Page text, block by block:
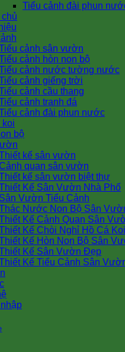
Tiểu cảnh đài phun
cảnh sân vườn
cảnh hòn non bộ
cảnh nước tường nước
cảnh giếng trời
cảnh cầu thang
cảnh tranh đá
cảnh đài phun nước
koi
bộ
kế sân vườn
quan sân vườn
kế sân vườn biệt thự
Kế Sân Vườn Nhà Phố
Sân Vườn Tiểu Cảnh
Nước Non Bộ Sân
Kế Cảnh Quan Sân
Kế Chòi Nghỉ Hồ Cá Koi
Kế Hòn Non Bộ Sân
Kế Sân Vườn Đẹp
Kế Tiểu Cảnh Sân